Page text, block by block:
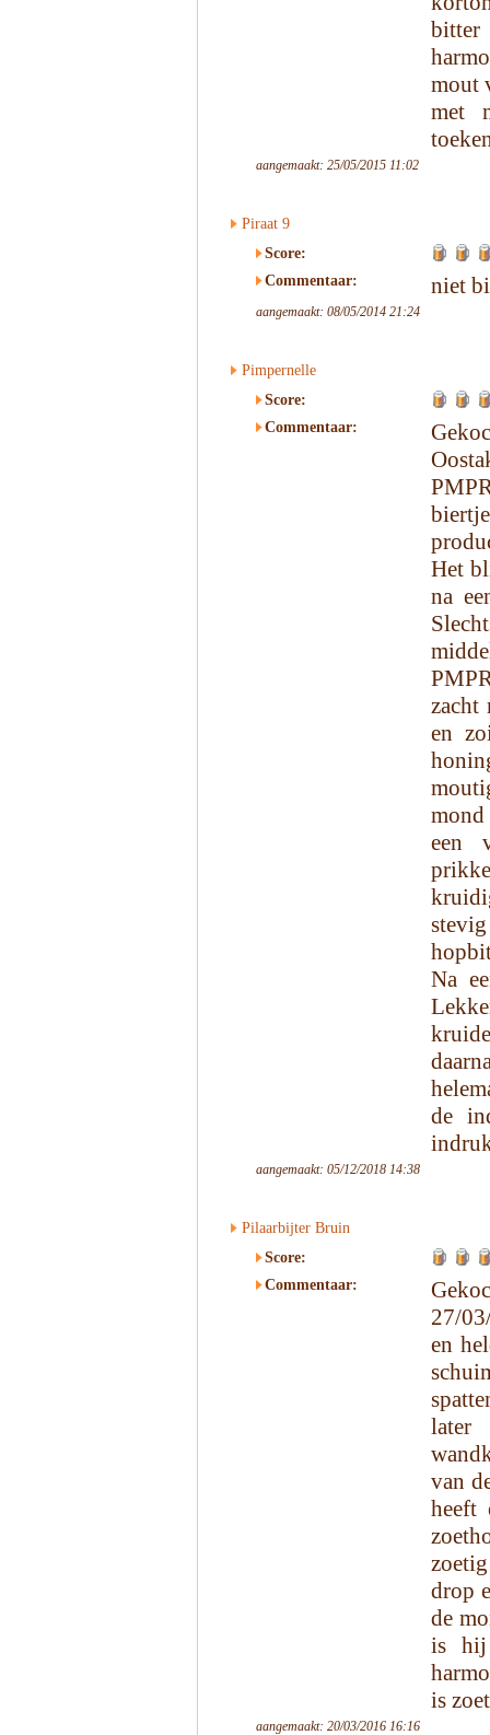
mout
met
aangemaakt: 25/05/2015 11:02
Piraat 9
Score:
Commentaar:
niet
aangemaakt: 08/05/2014 21:24
Pimpernelle
Score:
Commentaar:
Het
na
zacht
en
een
Na
de
aangemaakt: 05/12/2018 14:38
Pilaarbijter Bruin
Score:
Commentaar:
27/
en
van
heeft
drop
de
is hij
is
aangemaakt: 20/03/2016 16:16